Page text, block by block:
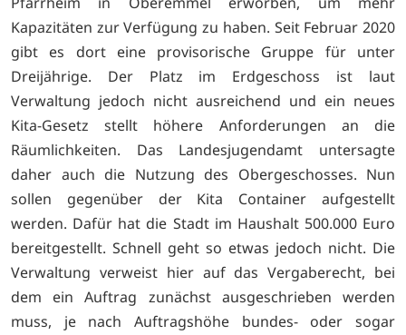
Kapazitäten zur Verfügung zu haben. Seit Februar 2020
gibt es dort eine provisorische Gruppe für unter
Dreijährige. Der Platz im Erdgeschoss ist laut
Verwaltung jedoch nicht ausreichend und ein neues
Kita-Gesetz stellt höhere Anforderungen an die
Räumlichkeiten. Das Landesjugendamt untersagte
daher auch die Nutzung des Obergeschosses. Nun
sollen gegenüber der Kita Container aufgestellt
werden. Dafür hat die Stadt im Haushalt 500.000 Euro
bereitgestellt. Schnell geht so etwas jedoch nicht. Die
Verwaltung verweist hier auf das Vergaberecht, bei
dem ein Auftrag zunächst ausgeschrieben werden
muss, je nach Auftragshöhe bundes- oder sogar